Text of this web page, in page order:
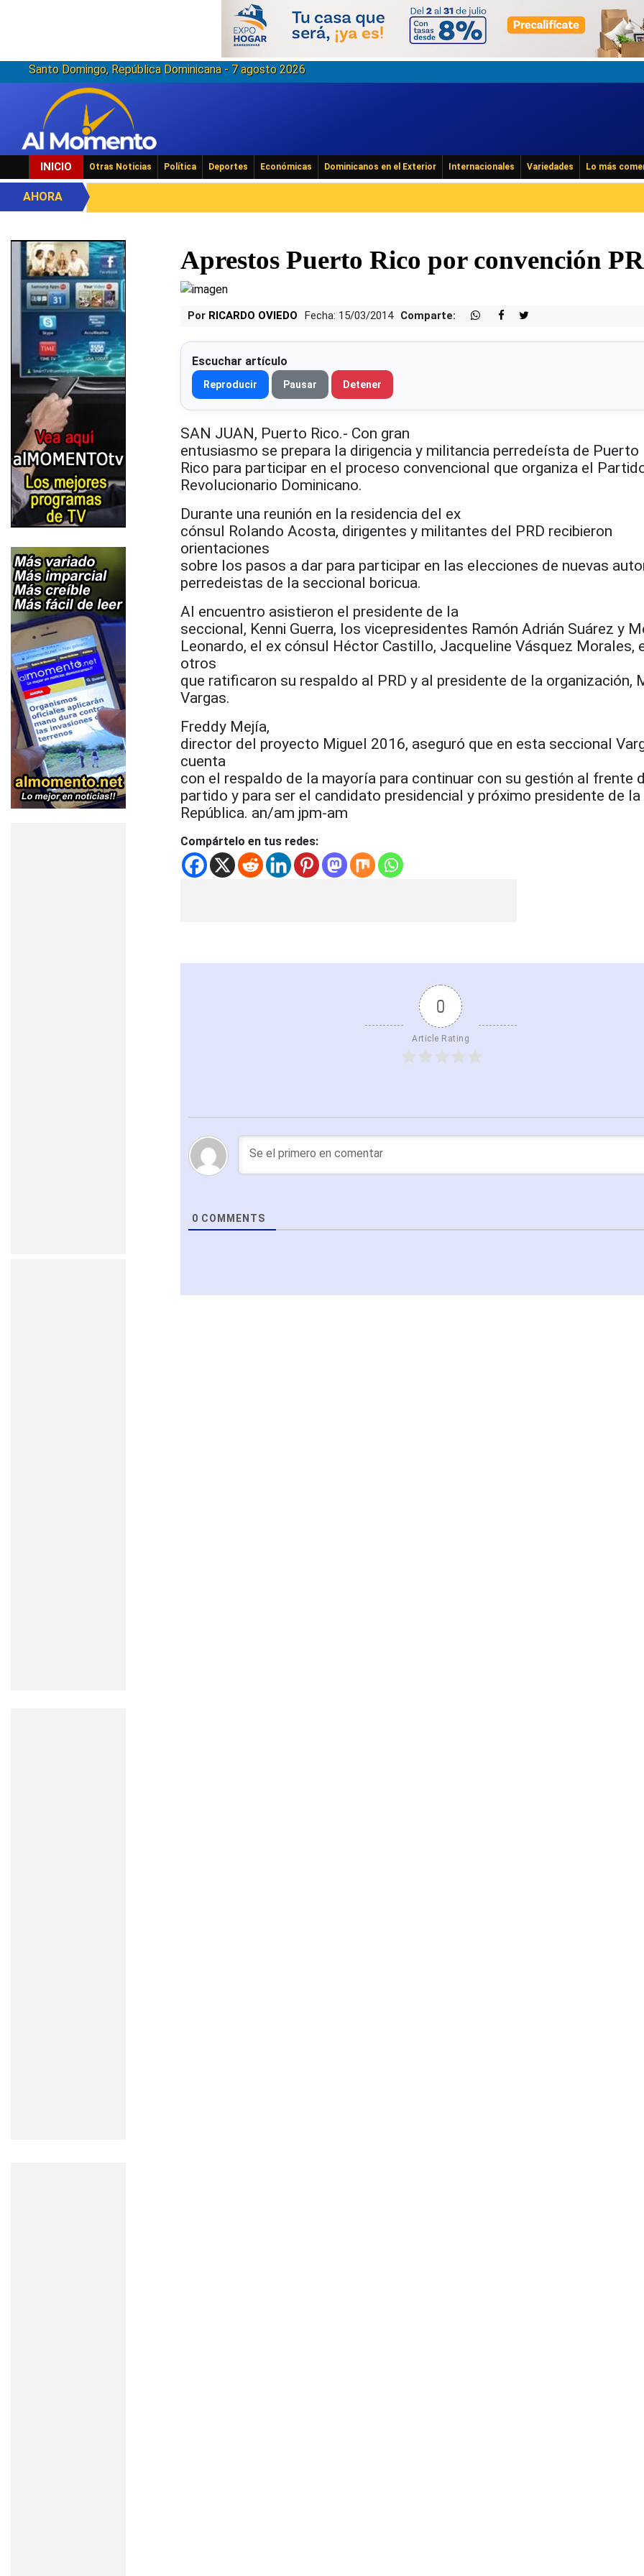
Santo Domingo, República Dominicana - 7 agosto 2026
INICIO Otras Noticias Política Deportes Económicas Dominicanos en el Exterior Internacionales Variedades Lo más
AHORA
Aprestos Puerto Rico por convención
Por RICARDO OVIEDO Fecha: 15/03/2014 Comparte:
Escuchar artículo
Reproducir Pausar Detener
SAN JUAN, Puerto Rico.- Con gran
entusiasmo se prepara la dirigencia y militancia perredeísta de Puerto
Rico para participar en el proceso convencional que organiza el
Revolucionario Dominicano.
Durante una reunión en la residencia del ex
cónsul Rolando Acosta, dirigentes y militantes del PRD recibieron
orientaciones
sobre los pasos a dar para participar en las elecciones de nuevas
perredeistas de la seccional boricua.
Al encuentro asistieron el presidente de la
seccional, Kenni Guerra, los vicepresidentes Ramón Adrián Suárez y
Leonardo, el ex cónsul Héctor Castillo, Jacqueline Vásquez Morales,
otros
que ratificaron su respaldo al PRD y al presidente de la organización,
Vargas.
Freddy Mejía,
director del proyecto Miguel 2016, aseguró que en esta seccional
cuenta
con el respaldo de la mayoría para continuar con su gestión al frente
partido y para ser el candidato presidencial y próximo presidente de la
República. an/am jpm-am
Compártelo en tus redes:
0
Article Rating
0 COMMENTS